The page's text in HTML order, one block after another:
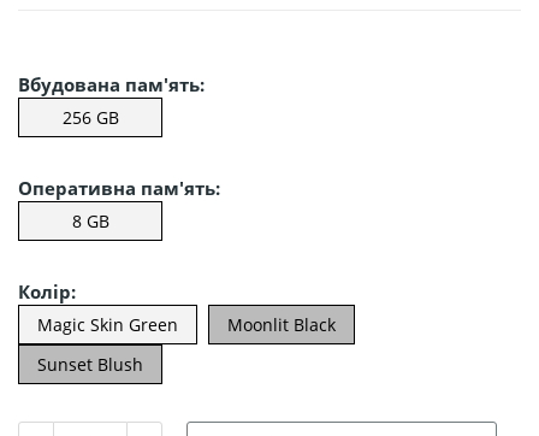
Вбудована пам'ять:
256 GB
Оперативна пам'ять:
8 GB
Колір:
Magic Skin Green
Moonlit Black
Sunset Blush